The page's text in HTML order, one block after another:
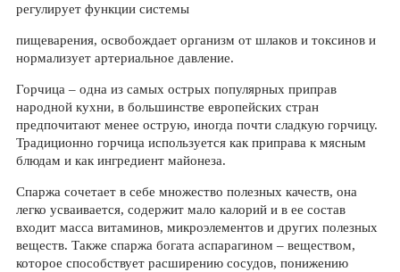
регулирует функции системы
пищеварения, освобождает организм от шлаков и токсинов и
нормализует артериальное давление.
Горчица – одна из самых острых популярных приправ
народной кухни, в большинстве европейских стран
предпочитают менее острую, иногда почти сладкую горчицу.
Традиционно горчица используется как приправа к мясным
блюдам и как ингредиент майонеза.
Спаржа сочетает в себе множество полезных качеств, она
легко усваивается, содержит мало калорий и в ее состав
входит масса витаминов, микроэлементов и других полезных
веществ. Также спаржа богата аспарагином – веществом,
которое способствует расширению сосудов, понижению